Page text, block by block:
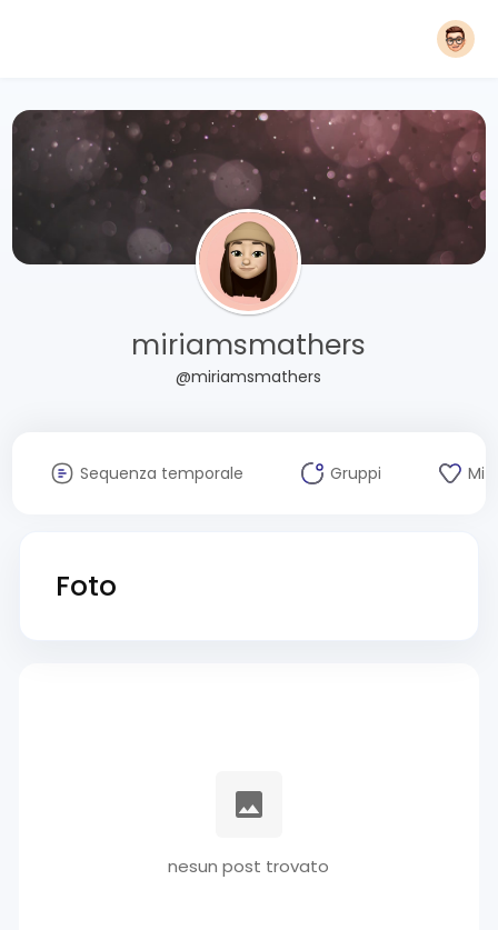
miriamsmathers
@miriamsmathers
Sequenza temporale Gruppi Mi
Foto
nesun post trovato